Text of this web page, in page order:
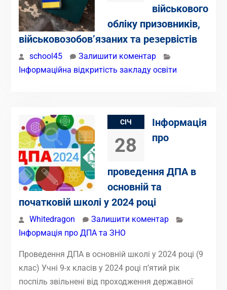
військового
обліку призовників,
військовозобов’язаних та резервістів
school45
Залишити коментар
Інформаційна відкритість закладу освіти
СІЧ
28
Інформація
про
проведення ДПА в
основній та
початковій школі у 2024 році
Whitedragon
Залишити коментар
Інформація про ДПА та ЗНО
Проведення ДПА в основній школі у 2024 році (9
клас) Учні 9-х класів у 2024 році п’ятий рік
поспіль звільнені від проходження державної